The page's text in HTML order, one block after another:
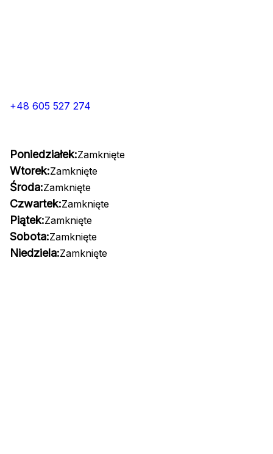
+48 605 527 274
Poniedziałek:Zamknięte
Wtorek:Zamknięte
Środa:Zamknięte
Czwartek:Zamknięte
Piątek:Zamknięte
Sobota:Zamknięte
Niedziela:Zamknięte